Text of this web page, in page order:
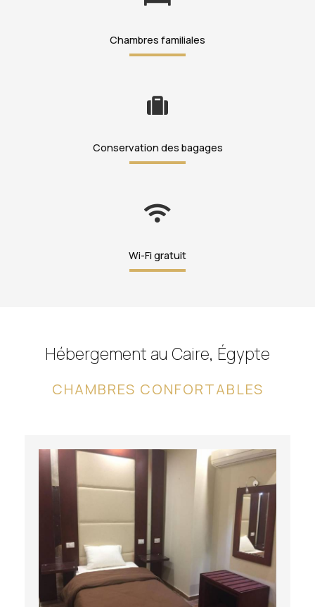
Chambres familiales
Conservation des bagages
Wi-Fi gratuit
Hébergement au Caire, Égypte
CHAMBRES CONFORTABLES